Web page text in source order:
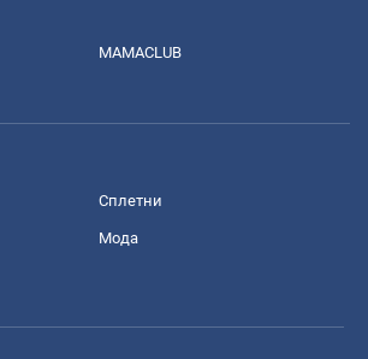
MAMACLUB
Сплетни
Мода